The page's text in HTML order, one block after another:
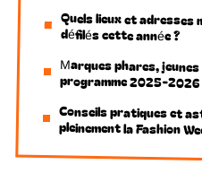
Quels lieux et adresses
défilés cette année ?
Marques phares,
programme 2025-2026
Conseils pratiques et
pleinement la Fashion